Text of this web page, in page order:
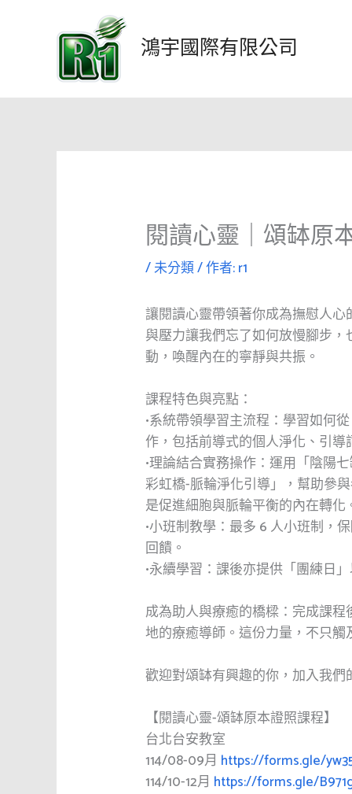
內
鴻宇國際有限公司
閱讀心靈｜頌缽原
/未分類/ 作者:r1
讓閱讀心靈帶領著你成為撫慰人
與壓力讓我們忘了如何放慢腳步
動，喚醒內在的寧靜與共振。
課程特色與亮點：
•系統帶領學習主流程：學習如何
作，包括前導式的個人淨化、引
•理論結合實務操作：運用「陰陽
彩虹橋-脈輪淨化引導」，幫助參
是促進細胞與脈輪平衡的內在轉化
•小班制教學：最多 6 人小班制，
回饋。
•永續學習：課後亦提供「團練日
成為助人與療癒的橋樑：完成課
地的療癒導師。這份力量，不只
歡迎對頌缽有興趣的你，加入我
【閱讀心靈-頌缽原本證照課程】
台北台安教室
114/08-09月 https://forms.gle/
114/10-12月 https://forms.gle/